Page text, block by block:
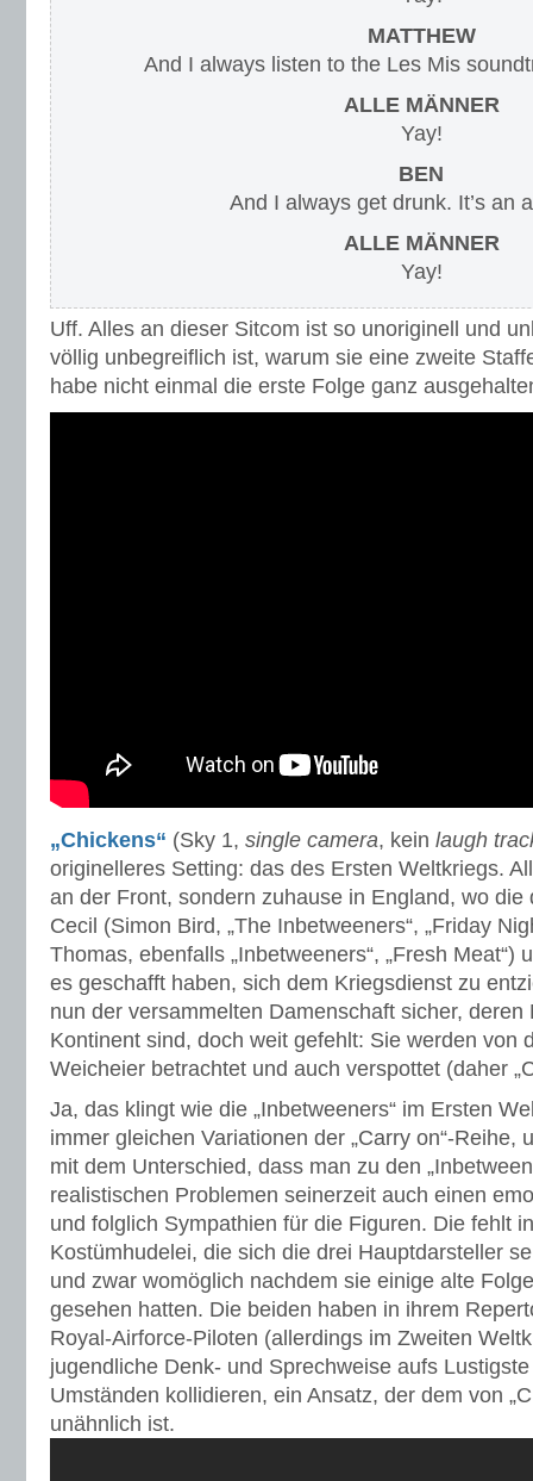
MATTHEW
And I always listen to the Les Mis
ALLE MÄNNER
Yay!
BEN
And I always get drunk. It’s an
ALLE MÄNNER
Yay!
Uff. Alles an dieser Sitcom ist so unoriginell und
völlig unbegreiflich ist, warum sie eine zweite
habe nicht einmal die erste Folge ganz
„Chickens“ (Sky 1, single camera, kein laugh
originelleres Setting: das des Ersten Weltkriegs.
an der Front, sondern zuhause in England, wo die
Cecil (Simon Bird, „The Inbetweeners“, „Friday
Thomas, ebenfalls „Inbetweeners“, „Fresh Meat“)
es geschafft haben, sich dem Kriegsdienst zu
nun der versammelten Damenschaft sicher,
Kontinent sind, doch weit gefehlt: Sie werden von
Weicheier betrachtet und auch verspottet (daher
Ja, das klingt wie die „Inbetweeners“ im Ersten
immer gleichen Variationen der „Carry on“-
mit dem Unterschied, dass man zu den
realistischen Problemen seinerzeit auch einen
und folglich Sympathien für die Figuren. Die fehlt
Kostümhudelei, die sich die drei Hauptdarsteller
und zwar womöglich nachdem sie einige alte
gesehen hatten. Die beiden haben in ihrem
Royal-Airforce-Piloten (allerdings im Zweiten
jugendliche Denk- und Sprechweise aufs
Umständen kollidieren, ein Ansatz, der dem von
unähnlich ist.